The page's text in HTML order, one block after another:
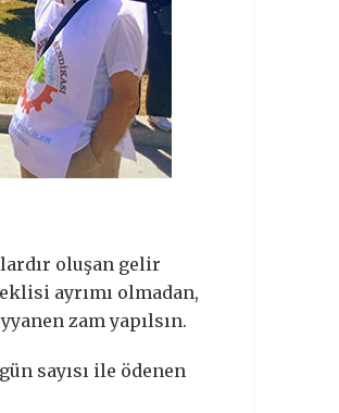
oluşan gelir
ayrımı olmadan,
zam yapılsın.
sayısı ile ödenen